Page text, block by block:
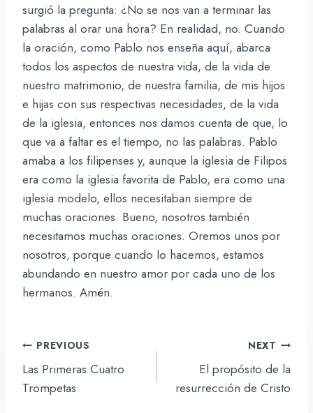
surgió la pregunta: ¿No se nos van a terminar las
palabras al orar una hora? En realidad, no. Cuando
la oración, como Pablo nos enseña aquí, abarca
todos los aspectos de nuestra vida, de la vida de
nuestro matrimonio, de nuestra familia, de mis hijos
e hijas con sus respectivas necesidades, de la vida
de la iglesia, entonces nos damos cuenta de que, lo
que va a faltar es el tiempo, no las palabras. Pablo
amaba a los filipenses y, aunque la iglesia de Filipos
era como la iglesia favorita de Pablo, era como una
iglesia modelo, ellos necesitaban siempre de
muchas oraciones. Bueno, nosotros también
necesitamos muchas oraciones. Oremos unos por
nosotros, porque cuando lo hacemos, estamos
abundando en nuestro amor por cada uno de los
hermanos. Amén.
Navegación
de
entradas
PREVIOUS
Las Primeras Cuatro
Trompetas
NEXT
El propósito de la
resurrección de Cristo